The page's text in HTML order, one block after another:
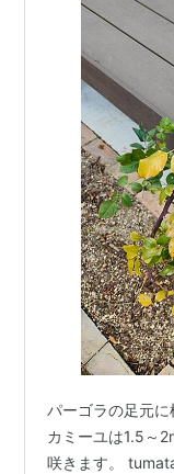
パーゴラの足元に
カミーユは1.5～
咲きます。